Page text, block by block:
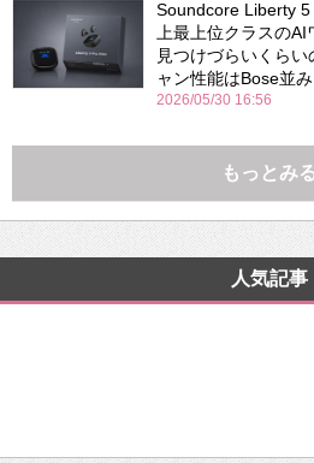
Soundcore Liberty
上最上位クラスのAI
見つけづらいくら
ャン性能はBose並み
2026/05/30 16:56
もっとみ
人気記事